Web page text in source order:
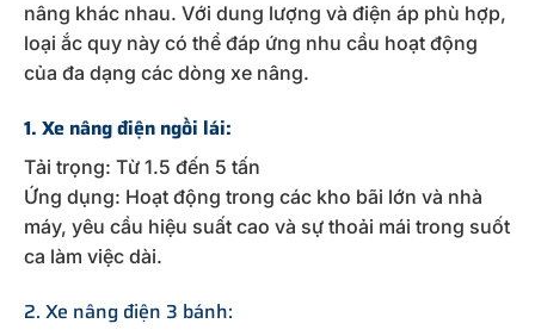
nâng khác nhau. Với dung lượng và điện áp phù hợp,
loại ắc quy này có thể đáp ứng nhu cầu hoạt động
của đa dạng các dòng xe nâng.
1. Xe nâng điện ngồi lái:
Tải trọng: Từ 1.5 đến 5 tấn
Ứng dụng: Hoạt động trong các kho bãi lớn và nhà
máy, yêu cầu hiệu suất cao và sự thoải mái trong suốt
ca làm việc dài.
2. Xe nâng điện 3 bánh: